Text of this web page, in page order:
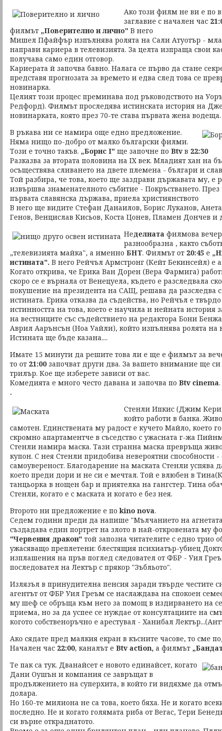
Ако този филм не ви е по
заглавие с начален час
филмът „Поверително и лично" В него
Мишел Пфайфър изпълнява ролята на Сали Атуотър -
направи кариера в телевизията. За целта изпраща свои
получава само един отговор.
Кариерата й започва бавно. Налага се първо да стане
представя прогнозата за времето и едва след това се
новинарка.
Целият този процес преминава под ръководството на
Редфорд). Филмът проследява истинската история на
новинарката, която през 70-те става първата жена водеща.
В ръкава ни се намира още едно предложение.
Няма нищо по-добро от малко български филми.
Този е точно такъв. „Борис I" ще започне по Btvв 22:30
Разказва за втората половина на ІХ век. Младият хан на
осъществява сливането на двете племена - българи и
Той разбира, че това, което ще заздрави държавата му, е
извършва знаменателното събитие - Покръстването. През
първата славянска държава, приела християнството
В него ще видите Стефан Данаилов, Борис Луканов,
Генов, Венцислав Кисьов, Коста Цонев, Пламен Дончев и
Неделната филмова
разнообразна , както
„телевизията майка", а именно БНТ. Филмът от 20:45 е
истината". В него Рейчъл Армстронг (Кейт Бекинсейл) е
Когато открива, че Ерика Ван Дорен (Вера Фармига)
скоро се е върнала от Венецуела, където е разследвала
покушение на президента на САЩ, решава да разследва
истината. Ерика отказва да съдейства, но Рейчъл е
истинността на това, което е научила и нейната история
на вестниците със съдействието на редактора Бони
Аврил Аарънсън (Ноа Уайли), който изпълнява ролята на
Истината ще бъде казана....
Имате 15 минути да решите това ли е ще е филмът за
то от 21:00 започват други два. За вашето внимание ще
трилър. Кое ще изберете зависи от вас.
Комедията е много често давана и започва по Btv cinema
.
Стенли Ипкис (Джим
който работи в банка.
самотен. Единствената му радост е кучето Майло, което
скромно апартаментче в съседство с ужасната г-жа
Стенли намира маска. Тази странна маска превръща
купон. С нея Стенли придобива невероятни способности
самоувереност. Благодарение на маската Стенли успява
което преди дори и не си е мечтал. Той е влюбен в
танцьорка в нощен бар и приятелка на гангстер. Тина
Стенли, когато е с маската и когато е без нея.
Второто ни предложение е поkino nova.
Седем години преди да напише "Мълчанието на
създадава един портрет на злото в най-откровената му
"Червения дракон" той запозна читателите с едно трио
ужасяващо преплетени: блестящия психиатър-убиец
изплашения на пръв поглед следовател от ФБР - Уил
последовател на Лектър с прякор "Зъбльото".
Излязъл в принудителна пенсия заради твърде честите
агентът от ФБР Уил Греъм се наслаждава на спокоен
му шеф се обръща към него за помощ в издирването на
приема, но за да успее се нуждае от консултациите на
когото собственоръчно е арестувал - Ханибал
Ако сядате пред малкия екран в късните часове, то сме
Начален час 22:00, каналът е Btv action, а филмът
Те пак са тук. Дванайсет е новото единайсет, когато
Дани Оушън и компания се завръщат в
продължението на суперхита, в който ги видяхме да
долара.
Но 160-те милиона не са това, което бяха. Не и когато
последно. Не и когато голямата риба от Вегас, Тери
си върне откраднатото.